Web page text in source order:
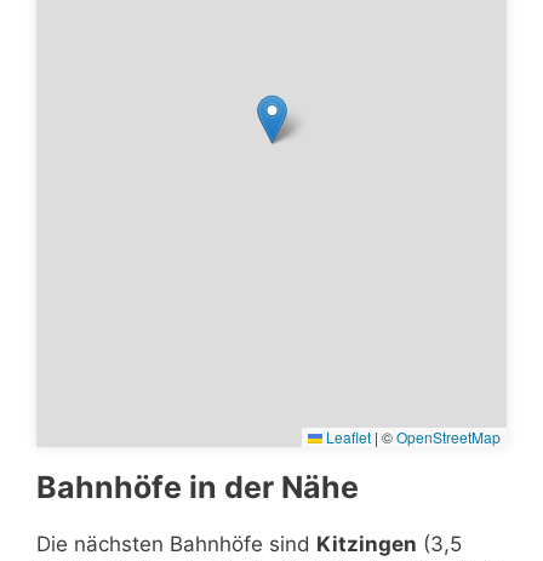
Leaflet | ©OpenStreetMap
Bahnhöfe in der Nähe
Die nächsten Bahnhöfe sind Kitzingen (3,5